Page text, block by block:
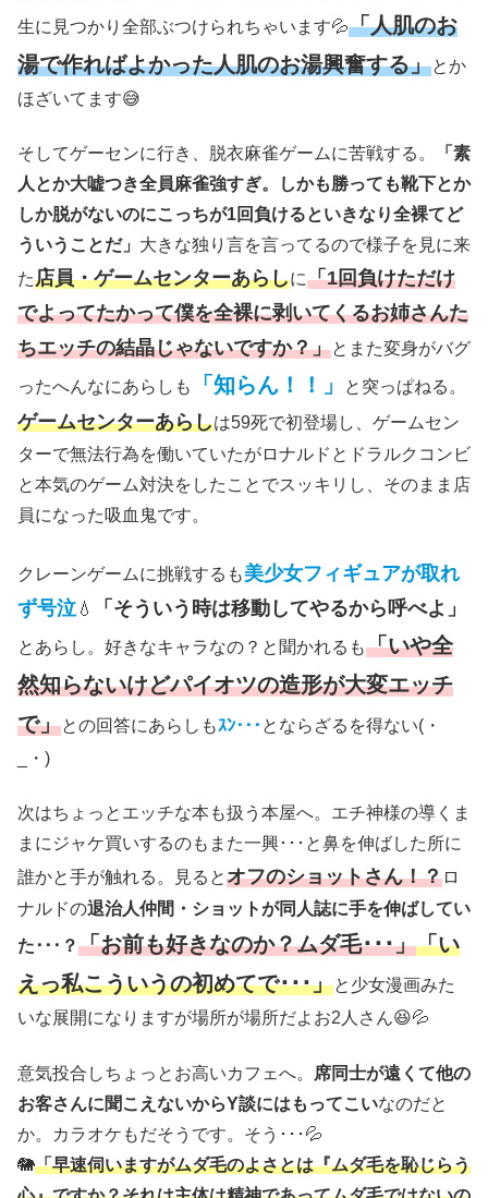
生に見つかり全部ぶつけられちゃいます💦「人肌のお
湯で作ればよかった人肌のお湯興奮する」とか
ほざいてます😅
そしてゲーセンに行き、脱衣麻雀ゲームに苦戦する。
「素
人とか大嘘つき全員麻雀強すぎ。しかも勝っても靴下とか
しか脱がないのにこっちが1回負けるといきなり全裸てど
ういうことだ」 大きな独り言を言ってるので様子を見に来
た店員・ゲームセンターあらしに「1回負けただけ
でよってたかって僕を全裸に剥いてくるお姉さんた
ちエッチの結晶じゃないですか？」とまた変身がバグ
ったへんなにあらしも 「知らん！！」 と突っぱねる。
ゲームセンターあらしは59死で初登場し、ゲームセン
ターで無法行為を働いていたがロナルドとドラルクコンビ
と本気のゲーム対決をしたことでスッキリし、そのまま店
員になった吸血鬼です。
クレーンゲームに挑戦するも美少女フィギュアが取れ
ず号泣 💧 「そういう時は移動してやるから呼べよ」
とあらし。好きなキャラなの？と聞かれるも「いや全
然知らないけどパイオツの造形が大変エッチ
で」との回答にあらしもｽﾝ･･･ とならざるを得ない(・
_・)
次はちょっとエッチな本も扱う本屋へ。エチ神様の導くま
まにジャケ買いするのもまた一興･･･と鼻を伸ばした所に
誰かと手が触れる。見るとオフのショットさん！？ロ
ナルドの退治人仲間・ショットが同人誌に手を伸ばしてい
た･･･？「お前も好きなのか？ムダ毛･･･」「い
えっ私こういうの初めてで･･･」と少女漫画みた
いな展開になりますが場所が場所だよお2人さん😆💦
意気投合しちょっとお高いカフェへ。
席同士が遠くて他の
お客さんに聞こえないからY談にはもってこいなのだと
か。カラオケもだそうです。そう･･･💦
🐘「早速伺いますがムダ毛のよさとは『ムダ毛を恥じらう